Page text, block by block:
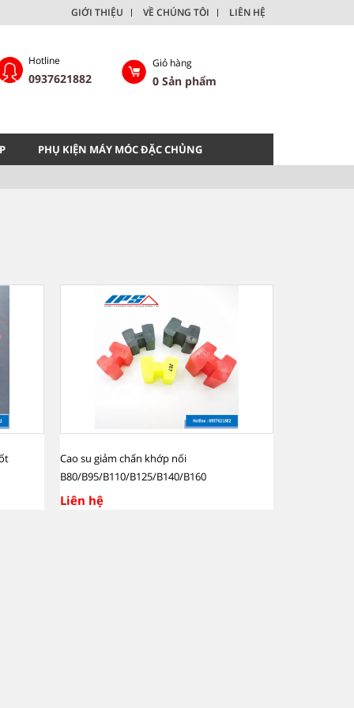
GIỚI THIỆU VỀ CHÚNG TÔI LIÊN HỆ
Hotline
0937621882
Giỏ hàng
0Sản phẩm
PHỤ KIỆN MÁY MÓC ĐẶC CHỦNG
Cao su giảm chấn khớp nối
B80/B95/B110/B125/B140/B160
Liên hệ